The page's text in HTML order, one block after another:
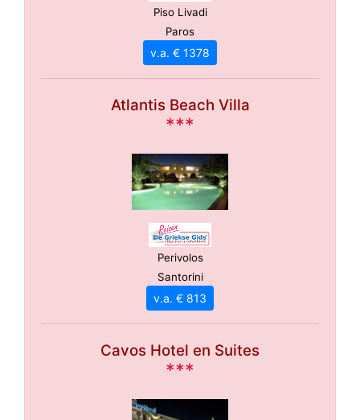
Piso Livadi
Paros
v.a. € 1378
Atlantis Beach Villa
***
Perivolos
Santorini
v.a. € 813
Cavos Hotel en Suites
***